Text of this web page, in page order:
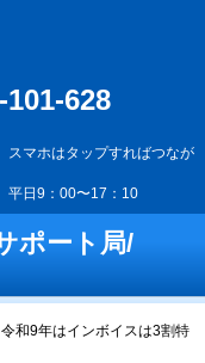
101-628
スマホはタップすればつなが
日9：00〜17：10
ポート局/
和9年はインボイスは3割特